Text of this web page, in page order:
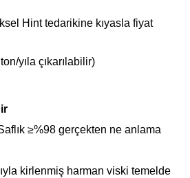
Hint tedarikine kıyasla fiyat
yıla çıkarılabilir)
≥%98 gerçekten ne anlama
kirlenmiş harman viski temelde